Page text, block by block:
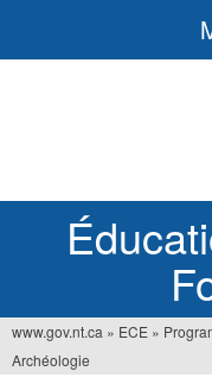
Vous
www.gov.nt.ca » ECE »
Archéologie